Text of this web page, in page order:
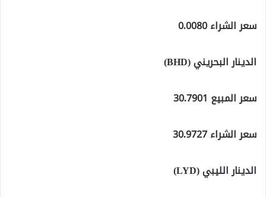
سعر الشراء 0.0080
الدينار البحريني (BHD)
سعر المبيع 30.7901
سعر الشراء 30.9727
الدينار الليبي (LYD)